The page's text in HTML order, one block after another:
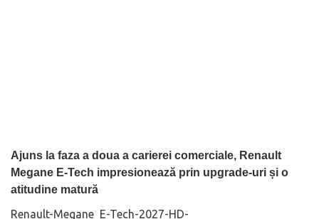
Ajuns la faza a doua a carierei comerciale, Renault
Megane E-Tech impresionează prin upgrade-uri și o
atitudine matură
Renault-Megane_E-Tech-2027-HD-